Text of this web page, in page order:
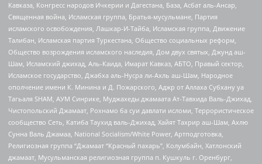
Кавказа, Конгресс народов Ичкерии и Дагестана, База, Асбат аль-Ансар,
Священная война, Исламская группа, Братья-мусульмане, Партия
исламского освобождения, Лашкар-И-Тайба, Исламская группа, Движение
Талибан, Исламская партия Туркестана, Общество социальных реформ,
Общество возрождения исламского наследия, Дом двух святых, Джунд аш-
Шам, Исламский джихад, Аль-Каида, Имарат Кавказ, АБТО, Правый сектор,
Исламское государство, Джабха аль-Нусра ли-Ахль аш-Шам, Народное
ополчение имени К. Минина и Д. Пожарского, Аджр от Аллаха Субхану уа
Тагьаля SHAM, АУМ Синрике, Муджахеды джамаата Ат-Тавхида Валь-Джихад,
Чистопольский Джамаат, Рохнамо ба суи давлати исломи, Террористическое
сообщество Сеть, Катиба Таухид валь-Джихад, Хайят Тахрир аш-Шам, Ахлю
Сунна Валь Джамаа, National Socialism/White Power, Артподготовка,
Религиозная группа “Джамаат “Красный пахарь”, Колумбайн, Хатлонский
джамаат, Мусульманская религиозная группа п. Кушкуль г. Оренбург,